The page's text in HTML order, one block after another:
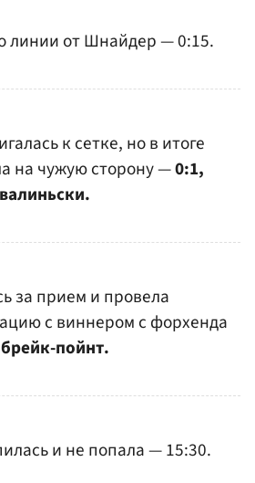
линии от Шнайдер — 0:15.
к сетке, но в итоге
на чужую сторону —0:1,
за прием и провела
с виннером с форхенда
пойнт.
и не попала — 15:30.